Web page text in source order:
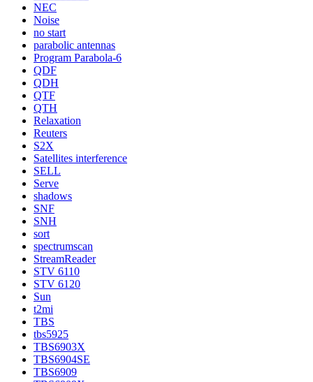
NEC
Noise
no start
parabolic antennas
Program Parabola-6
QDF
QDH
QTF
QTH
Relaxation
Reuters
S2X
Satellites interference
SELL
Serve
shadows
SNF
SNH
sort
spectrumscan
StreamReader
STV 6110
STV 6120
Sun
t2mi
TBS
tbs5925
TBS6903X
TBS6904SE
TBS6909